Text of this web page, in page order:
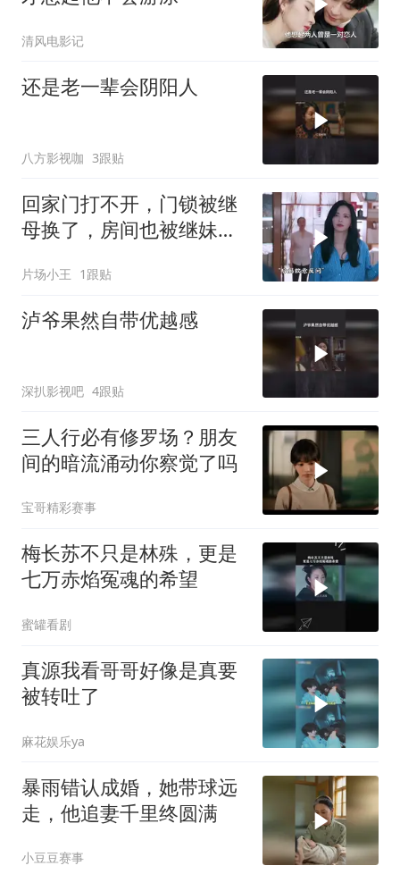
清风电影记
还是老一辈会阴阳人
八方影视咖 3跟贴
回家门打不开，门锁被继
母换了，房间也被继妹霸
片场小王 1跟贴
泸爷果然自带优越感
深扒影视吧 4跟贴
三人行必有修罗场？朋友
间的暗流涌动你察觉了吗
宝哥精彩赛事
梅长苏不只是林殊，更是
七万赤焰冤魂的希望
蜜罐看剧
真源我看哥哥好像是真要
被转吐了
麻花娱乐ya
暴雨错认成婚，她带球远
走，他追妻千里终圆满
小豆豆赛事